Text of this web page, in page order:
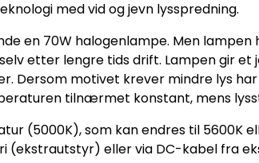
med vid og jevn lysspredning.
en 70W halogenlampe. Men
etter lengre tids drift. Lampen gir
Dersom motivet krever mindre lys
tilnærmet konstant, mens
(5000K), som kan endres til 5600K
(ekstrautstyr) eller via DC-kabel fra